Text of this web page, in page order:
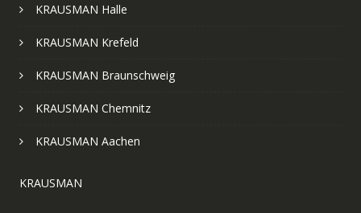
KRAUSMAN Halle
KRAUSMAN Krefeld
KRAUSMAN Braunschweig
KRAUSMAN Chemnitz
KRAUSMAN Aachen
KRAUSMAN